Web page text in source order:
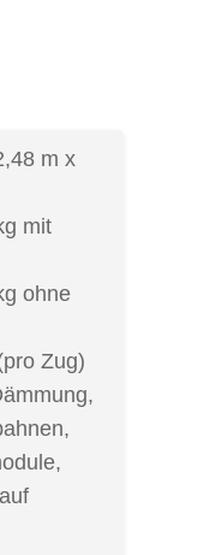
m x
mit
ohne
Zug)